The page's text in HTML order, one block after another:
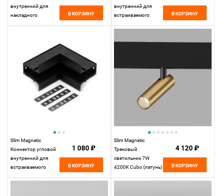
внутренний для
накладного
В КОРЗИНУ
внутренний для
встраиваемого
Elektrostandard
В КОРЗИНУ
Slim Magnetic
Коннектор угловой
внутренний для
встраиваемого
1 080 ₽
В КОРЗИНУ
Slim Magnetic
Трековый
светильник 7W
4200K Cubo (латунь)
4 120 ₽
В КОРЗИНУ